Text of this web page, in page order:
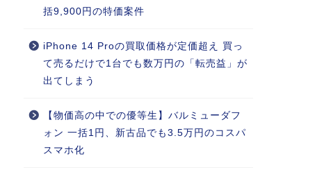
括9,900円の特価案件
iPhone 14 Proの買取価格が定価超え 買っ
て売るだけで1台でも数万円の「転売益」が
出てしまう
【物価高の中での優等生】バルミューダフ
ォン 一括1円、新古品でも3.5万円のコスパ
スマホ化